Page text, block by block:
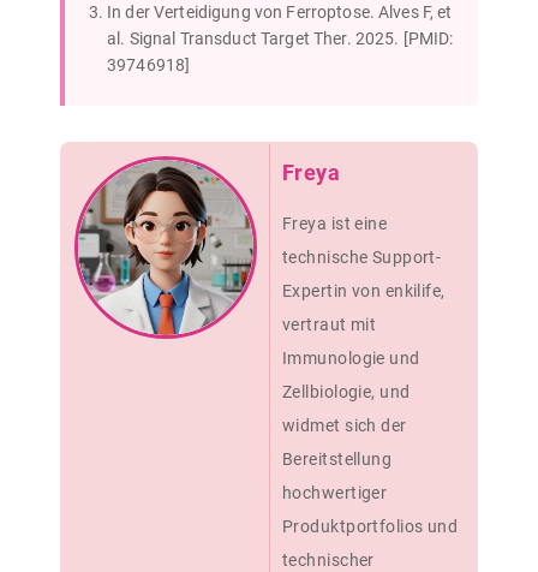
In der Verteidigung von Ferroptose. Alves F, et
al. Signal Transduct Target Ther. 2025. [PMID:
39746918]
Freya
Freya ist eine
technische Support-
Expertin von enkilife,
vertraut mit
Immunologie und
Zellbiologie, und
widmet sich der
Bereitstellung
hochwertiger
Produktportfolios und
technischer